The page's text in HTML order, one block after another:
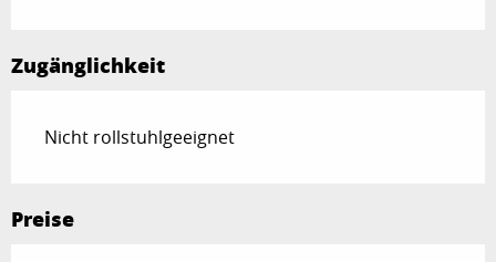
Zugänglichkeit
Nicht rollstuhlgeeignet
Preise